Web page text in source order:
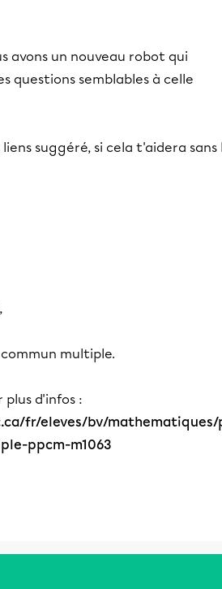
avons un nouveau robot qui
questions semblables à celle
liens suggéré, si cela t'aidera sans
commun multiple.
d'infos :
fr/eleves/bv/mathematiques/
ppcm-m1063